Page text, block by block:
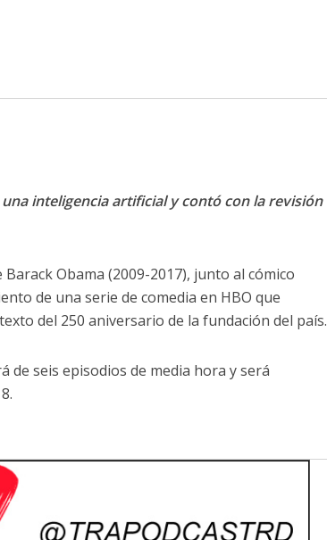
inteligencia artificial y contó con la revisión
Obama (2009-2017), junto al cómico
de una serie de comedia en HBO que
del 250 aniversario de la fundación del país.
seis episodios de media hora y será